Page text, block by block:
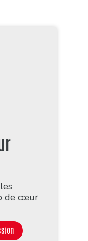
de cœur